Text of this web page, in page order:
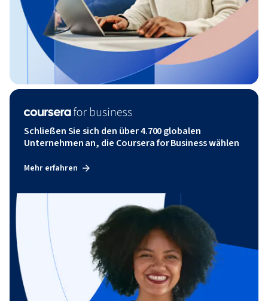
Schließen Sie sich den über 4.700 globalen
Unternehmen an, die Coursera for Business wählen
Mehr erfahren